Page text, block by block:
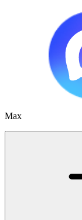
Max